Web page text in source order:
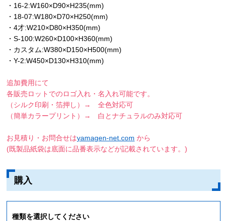
・16-2:W160×D90×H235(mm)
・18-07:W180×D70×H250(mm)
・4才:W210×D80×H350(mm)
・S-100:W260×D100×H360(mm)
・カスタム:W380×D150×H500(mm)
・Y-2:W450×D130×H310(mm)
追加費用にて
各販売ロットでのロゴ入れ・名入れ可能です。
（シルク印刷・箔押し）→ 全色対応可
（簡単カラープリント）→ 白とナチュラルのみ対応可
お見積り・お問合せはyamagen-net.com から
(既製品紙袋は底面に品番表示などが記載されています。)
購入
種類を選択してください